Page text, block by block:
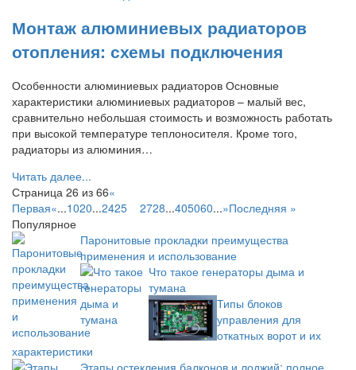
Монтаж алюминиевых радиаторов
отопления: схемы подключения
Особенности алюминиевых радиаторов Основные
характеристики алюминиевых радиаторов – малый вес,
сравнительно небольшая стоимость и возможность работать
при высокой температуре теплоносителя. Кроме того,
радиаторы из алюминия…
Читать далее...
Страница 26 из 66«
Первая«...1020...2425 2728...405060...»Последняя »
Популярное
Паронитовые прокладки преимущества
применения и использование
Что такое генераторы дыма и
тумана
Типы блоков
управления для
откатных ворот и их
характеристики
Этапы остекления балконов и лоджий: полное